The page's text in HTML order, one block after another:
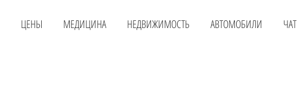
ЦЕНЫ МЕДИЦИНА НЕДВИЖИМОСТЬ АВТОМОБИЛИ ЧАТ